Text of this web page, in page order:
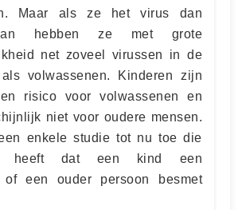
Maar als ze het virus dan
hebben ze met grote
net zoveel virussen in de
als volwassenen. Kinderen zijn
risico voor volwassenen en
niet voor oudere mensen.
enkele studie tot nu toe die
heeft dat een kind een
of een ouder persoon besmet